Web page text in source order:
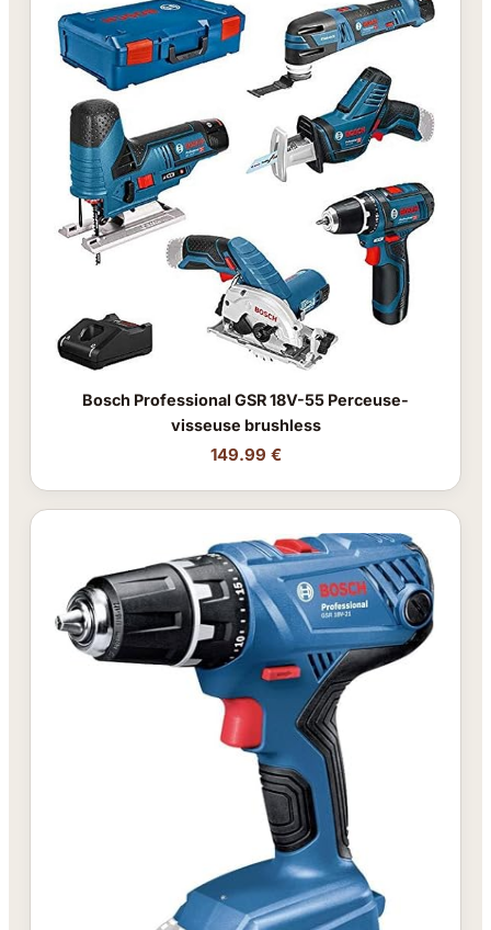
Bosch Professional GSR 18V-55 Perceuse-
visseuse brushless
149.99 €